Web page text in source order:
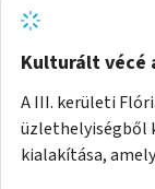
Kulturált vécé
A III. kerületi
üzlethelyiségből
kialakítása,